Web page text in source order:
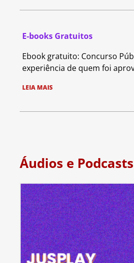
E-books Gratuitos
Ebook gratuito: Concurso
experiência de quem foi
LEIA MAIS
Áudios e Podcasts